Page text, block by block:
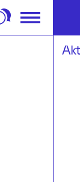
Footer